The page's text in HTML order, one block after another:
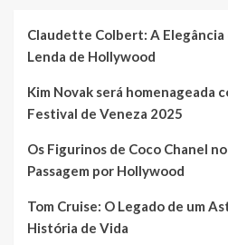
Claudette Colbert: A Elegância
Lenda de Hollywood
Kim Novak será homenageada
Festival de Veneza 2025
Os Figurinos de Coco Chanel
Passagem por Hollywood
Tom Cruise: O Legado de um
História de Vida